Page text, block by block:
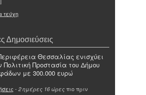
τεύχη
Δημοσιεύσεις
Θεσσαλίας ενισχύει
Πολιτική Προστασία του Δήμου
με 300.000 ευρώ
- 2 ημέρες 16 ώρες πιο πριν